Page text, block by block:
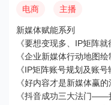
电商 主播
新媒体赋能系列
《要想变现多、IP矩阵就
《企业新媒体行动地图绘
《IP矩阵账号规划及账号
《好内容才是新媒体赢的
《抖音成功三大法门——